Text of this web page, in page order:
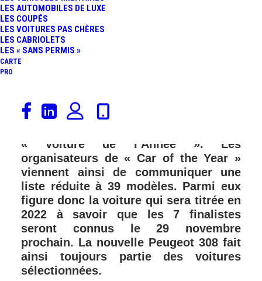
LES AUTOMOBILES DE LUXE
LES COUPÉS
LES VOITURES PAS CHÈRES
LES CABRIOLETS
LES « SANS PERMIS »
CARTE
PRO
Il ne doit en rester qu’une, celle qui
remportera le prix tant convoité par les
« Voiture de l’Année ». Les
organisateurs de « Car of the Year »
viennent ainsi de communiquer une
liste réduite à 39 modèles. Parmi eux
figure donc la voiture qui sera titrée en
2022 à savoir que les 7 finalistes
seront connus le 29 novembre
prochain. La nouvelle Peugeot 308 fait
ainsi toujours partie des voitures
sélectionnées.